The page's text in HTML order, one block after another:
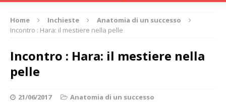
Home Inchieste
Anatomia di un successo
Incontro : Hara: il mestiere nella pelle
Incontro : Hara: il mestiere nella
pelle
21/06/2017 Anatomia di un successo